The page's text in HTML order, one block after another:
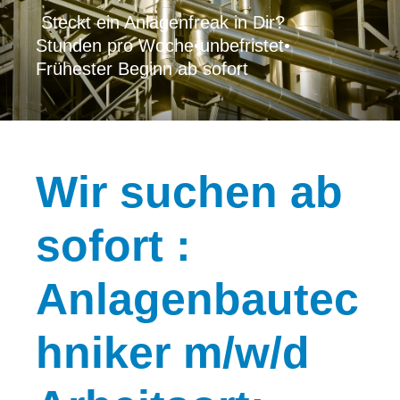
Steckt ein Anlagenfreak in Dir?
Stunden pro Woche•unbefristet•
Frühester Beginn ab sofort
Wir suchen ab
sofort :
Anlagenbautec
hniker m/w/d